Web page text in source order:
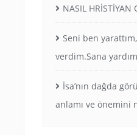
NASIL
Seni ben
verdim.Sana
İsa’nın dağda
anlamı ve önemini